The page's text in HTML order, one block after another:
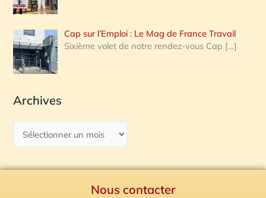
Cap sur l’Emploi : Le Mag de France Travail
Sixième volet de notre rendez-vous Cap […]
Archives
Nous contacter